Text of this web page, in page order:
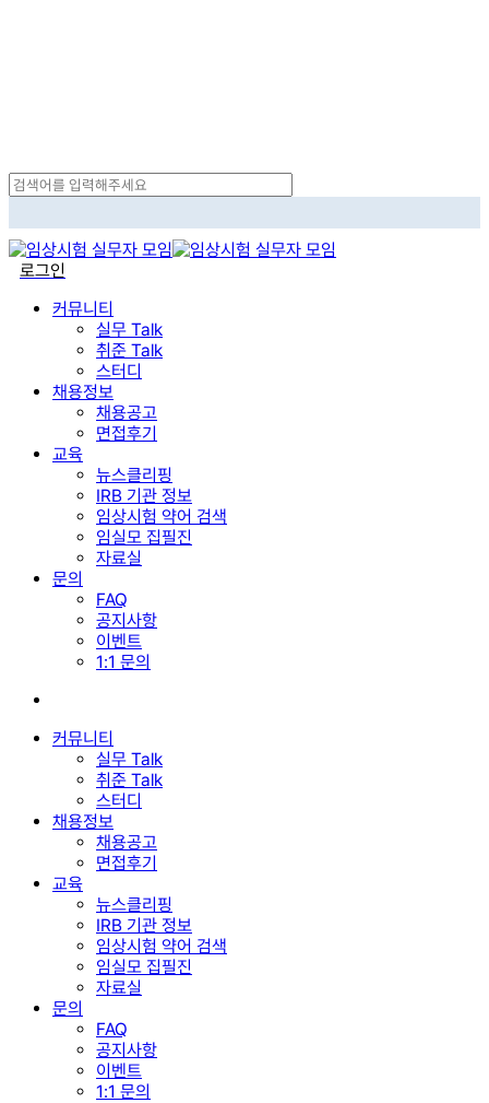
Search
로그인
커뮤니티
실무 Talk
취준 Talk
스터디
채용정보
채용공고
면접후기
교육
뉴스클리핑
IRB 기관 정보
임상시험 약어 검색
임실모 집필진
자료실
문의
FAQ
공지사항
이벤트
1:1 문의
커뮤니티
실무 Talk
취준 Talk
스터디
채용정보
채용공고
면접후기
교육
뉴스클리핑
IRB 기관 정보
임상시험 약어 검색
임실모 집필진
자료실
문의
FAQ
공지사항
이벤트
1:1 문의